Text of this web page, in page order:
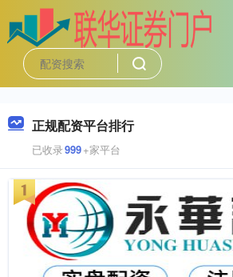
正规配资平台排行
已收录999+家平台